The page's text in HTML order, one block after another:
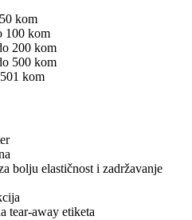
kom
100 kom
200 kom
500 kom
kom
bolju elastičnost i zadržavanje
tear-away etiketa